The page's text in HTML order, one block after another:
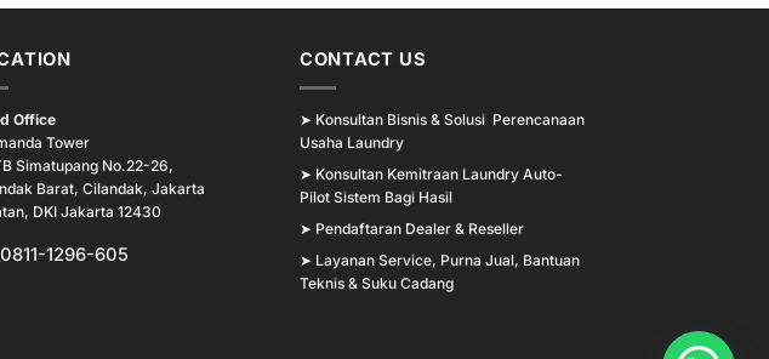
Office
Tower
Simatupang No.22-26,
Barat, Cilandak, Jakarta
DKI Jakarta 12430
1296-605
CONTACT US
➤ Konsultan Bisnis & Solusi Perencanaan
Usaha Laundry
➤ Konsultan Kemitraan Laundry Auto-
Pilot Sistem Bagi Hasil
➤ Pendaftaran Dealer & Reseller
➤ Layanan Service, Purna Jual, Bantuan
Teknis & Suku Cadang